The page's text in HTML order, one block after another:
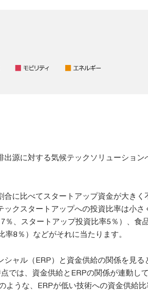
源に対する気候テックソリューション
に比べてスタートアップ資金が大きく
クスタートアップへの投資比率は小さ
％、スタートアップ投資比率5％）、食
率8％）などがそれに当たります。
シャル（ERP）と資金供給の関係を見る
では、資金供給とERPの関係が連動し
ような、ERPが低い技術への資金供給